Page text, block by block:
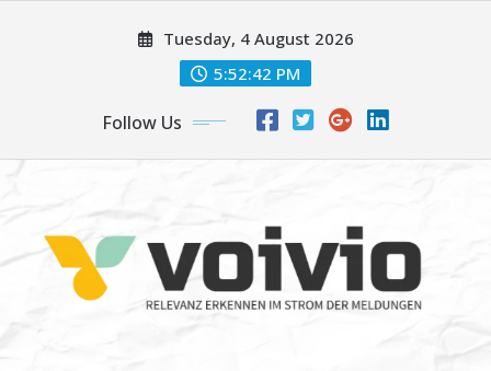
Tuesday, 4 August 2026
5:52:42 PM
Follow Us